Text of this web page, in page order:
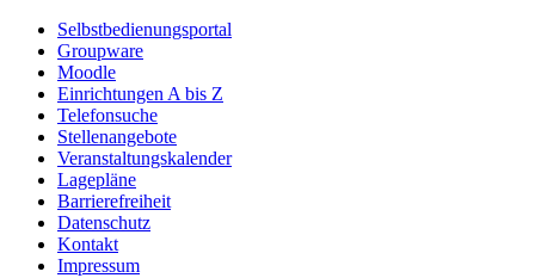
Selbstbedienungsportal
Groupware
Moodle
Einrichtungen A bis Z
Telefonsuche
Stellenangebote
Veranstaltungskalender
Lagepläne
Barrierefreiheit
Datenschutz
Kontakt
Impressum